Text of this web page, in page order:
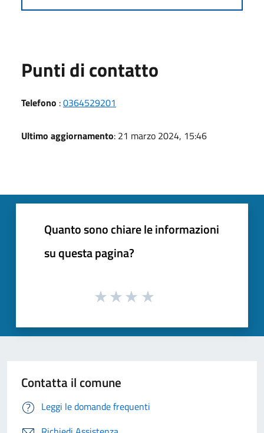
Punti di contatto
Telefono :0364529201
Ultimo aggiornamento: 21 marzo 2024, 15:46
Quanto sono chiare le informazioni
su questa pagina?
Contatta il comune
Leggi le domande frequenti